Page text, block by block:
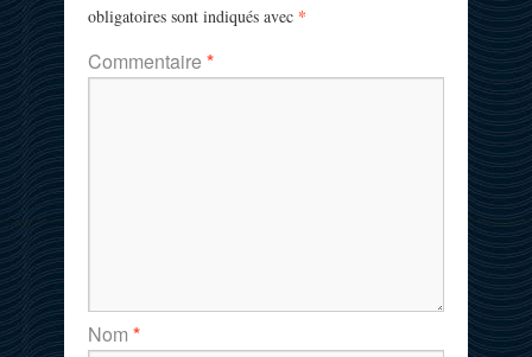
obligatoires sont indiqués avec *
Commentaire *
Nom *